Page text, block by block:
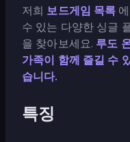
저희 보드게임 목록
수 있는 다양한 싱글
을 찾아보세요. 루도
가족이 함께 즐길 수
습니다.
특징